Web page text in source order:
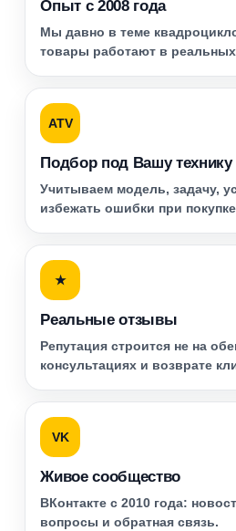
Опыт с 2008 года
Мы давно в теме
товары работают в
ATV
Подбор под Вашу технику
Учитываем модель, задачу,
избежать ошибки при
★
Реальные отзывы
Репутация строится не на
консультациях и возврате
VK
Живое сообщество
ВКонтакте с 2010 года:
вопросы и обратная связь.